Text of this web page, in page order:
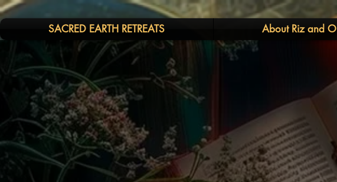
SACRED EARTH RETREATS About Riz and O